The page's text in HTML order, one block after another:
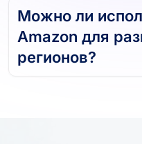
Можно ли
Amazon для
регионов?